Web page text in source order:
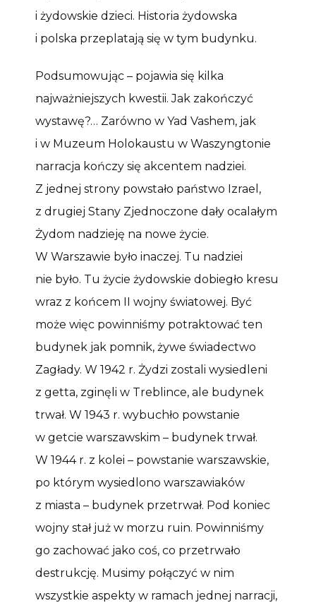
i żydowskie dzieci. Historia żydowska
i polska przeplatają się w tym budynku.
Podsumowując – pojawia się kilka
najważniejszych kwestii. Jak zakończyć
wystawę?… Zarówno w Yad Vashem, jak
i w Muzeum Holokaustu w Waszyngtonie
narracja kończy się akcentem nadziei.
Z jednej strony powstało państwo Izrael,
z drugiej Stany Zjednoczone dały ocalałym
Żydom nadzieję na nowe życie.
W Warszawie było inaczej. Tu nadziei
nie było. Tu życie żydowskie dobiegło kresu
wraz z końcem II wojny światowej. Być
może więc powinniśmy potraktować ten
budynek jak pomnik, żywe świadectwo
Zagłady. W 1942 r. Żydzi zostali wysiedleni
z getta, zginęli w Treblince, ale budynek
trwał. W 1943 r. wybuchło powstanie
w getcie warszawskim – budynek trwał.
W 1944 r. z kolei – powstanie warszawskie,
po którym wysiedlono warszawiaków
z miasta – budynek przetrwał. Pod koniec
wojny stał już w morzu ruin. Powinniśmy
go zachować jako coś, co przetrwało
destrukcję. Musimy połączyć w nim
wszystkie aspekty w ramach jednej narracji,